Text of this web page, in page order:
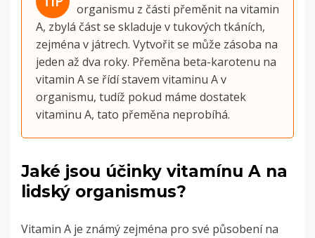
organismu z části přeměnit na vitamin
A, zbylá část se skladuje v tukových tkáních,
zejména v játrech. Vytvořit se může zásoba na
jeden až dva roky. Přeměna beta-karotenu na
vitamin A se řídí stavem vitaminu A v
organismu, tudíž pokud máme dostatek
vitaminu A, tato přeměna neprobíhá.
Jaké jsou účinky vitamínu A na
lidský organismus?
Vitamin A je známý zejména pro své působení na